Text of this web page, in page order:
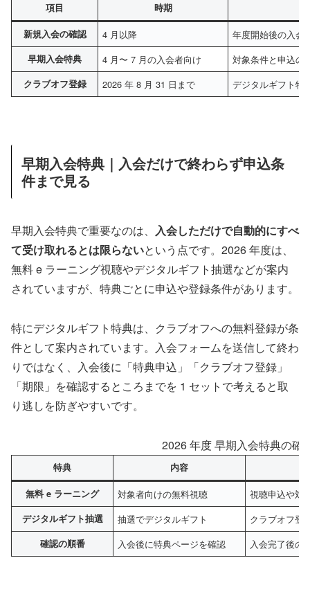
項目 時期
新規入会の確認 4 月以降 年度開始後の入会
早期入会特典 4 月〜 7 月の入会者向け 対象条件と申込の
クラブオフ登録 2026 年 8 月 31 日まで デジタルギフト特
早期入会特典｜入会だけで終わらず申込条
件まで見る
早期入会特典で重要なのは、 入会しただけで自動的にすべ
て受け取れるとは限らないという点です。2026 年度は、
無料 e ラーニング視聴やデジタルギフト抽選などが案内
されていますが、特典ごとに申込や登録条件があります。
特にデジタルギフト特典は、クラブオフへの無料登録が条
件として案内されています。入会フォームを送信して終わ
りではなく、入会後に「特典申込」「クラブオフ登録」
「期限」を確認するところまでを 1 セットで考えると取
り逃しを防ぎやすいです。
2026 年度 早期入会特典の確
特典 内容
無料 e ラーニング 対象者向けの無料視聴 視聴申込や対
デジタルギフト抽選 抽選でデジタルギフト クラブオフ登
確認の順番 入会後に特典ページを確認 入会完了後の